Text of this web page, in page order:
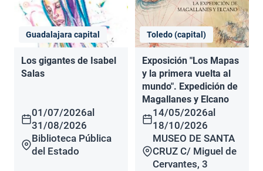
Guadalajara capital
Los gigantes de Isabel
Salas
01/07/2026al
31/08/2026
Biblioteca Pública
del Estado
Toledo (capital)
Exposición "Los Mapas
y la primera vuelta al
mundo". Expedición de
Magallanes y Elcano
14/05/2026al
18/10/2026
MUSEO DE SANTA
CRUZ C/ Miguel de
Cervantes, 3